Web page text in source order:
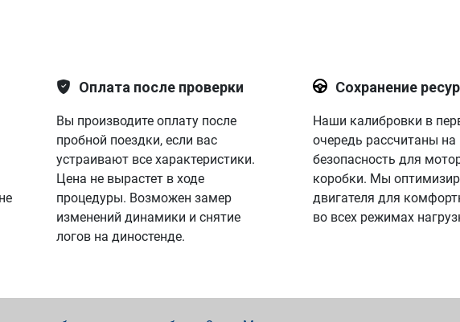
Оплата после проверки
Вы производите оплату после
пробной поездки, если вас
устраивают все характеристики.
Цена не вырастет в ходе
процедуры. Возможен замер
изменений динамики и снятие
логов на диностенде.
Сохранение
Наши калибровки в
очередь рассчитаны на
безопасность для
коробки. Мы
двигателя для
во всех режимах